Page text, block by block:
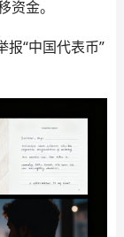
资金。
报“中国代表币”